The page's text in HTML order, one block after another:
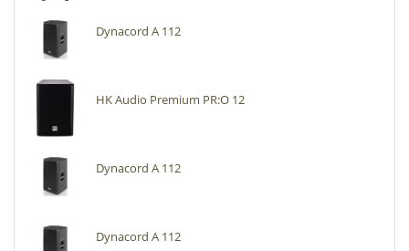
Dynacord A 112
HK Audio Premium PR:O 12
Dynacord A 112
Dynacord A 112